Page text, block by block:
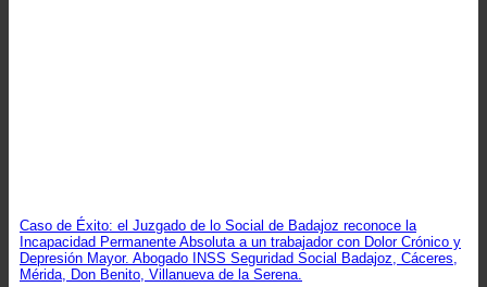
Caso de Éxito: el Juzgado de lo Social de Badajoz reconoce la
Incapacidad Permanente Absoluta a un trabajador con Dolor Crónico y
Depresión Mayor. Abogado INSS Seguridad Social Badajoz, Cáceres,
Mérida, Don Benito, Villanueva de la Serena.